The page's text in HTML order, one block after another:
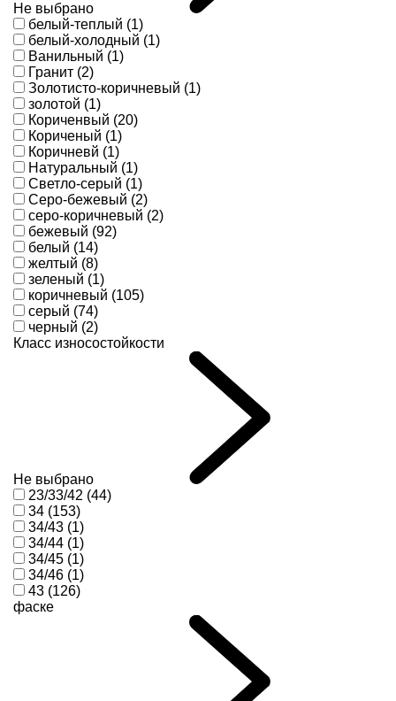
Не выбрано
белый-теплый (1)
белый-холодный (1)
Ванильный (1)
Гранит (2)
Золотисто-коричневый (1)
золотой (1)
Кориченвый (20)
Кориченый (1)
Коричневй (1)
Натуральный (1)
Светло-серый (1)
Серо-бежевый (2)
серо-коричневый (2)
бежевый (92)
белый (14)
желтый (8)
зеленый (1)
коричневый (105)
серый (74)
черный (2)
Класс износостойкости
Не выбрано
23/33/42 (44)
34 (153)
34/43 (1)
34/44 (1)
34/45 (1)
34/46 (1)
43 (126)
фаске